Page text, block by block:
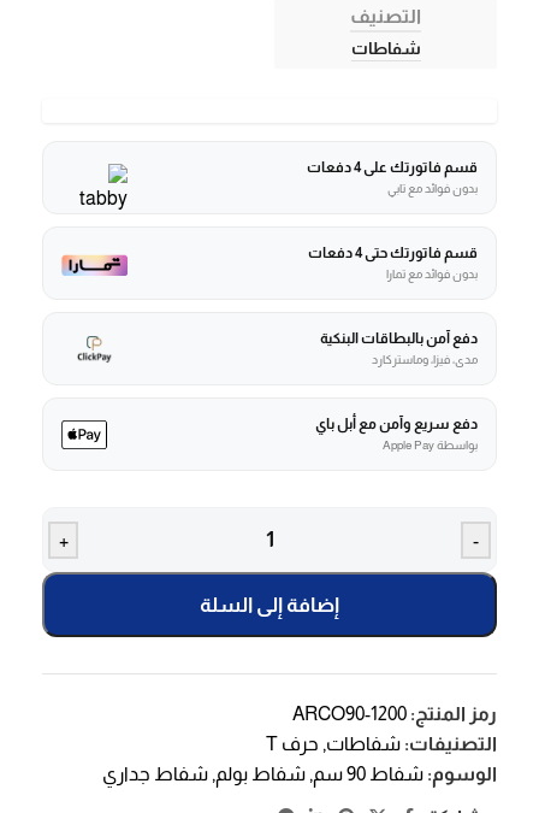
التصنيف
شفاطات
قسم فاتورتك على 4 دفعات
بدون فوائد مع تابي
قسم فاتورتك حتى 4 دفعات
بدون فوائد مع تمارا
دفع آمن بالبطاقات البنكية
مدى، فيزا، وماستركارد
دفع سريع وآمن مع أبل باي
بواسطة Apple Pay
-
+
إضافة إلى السلة
رمز المنتج: ARCO90-1200
التصنيفات: شفاطات, حرف T
الوسوم: شفاط 90 سم , شفاط بولم, شفاط جداري